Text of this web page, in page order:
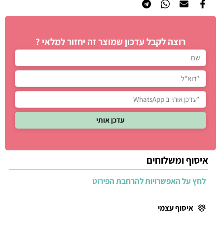
רוצה לקבל עדכון שמוצר זה יחזור למלאי ?
איסוף ומשלוחים
לחץ על האפשרויות להרחבת הפירוט
איסוף עצמי